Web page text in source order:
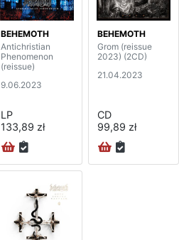
BEHEMOTH
Antichristian
Phenomenon
(reissue)
9.06.2023
LP
133,89 zł
BEHEMOTH
Grom (reissue
2023) (2CD)
21.04.2023
CD
99,89 zł